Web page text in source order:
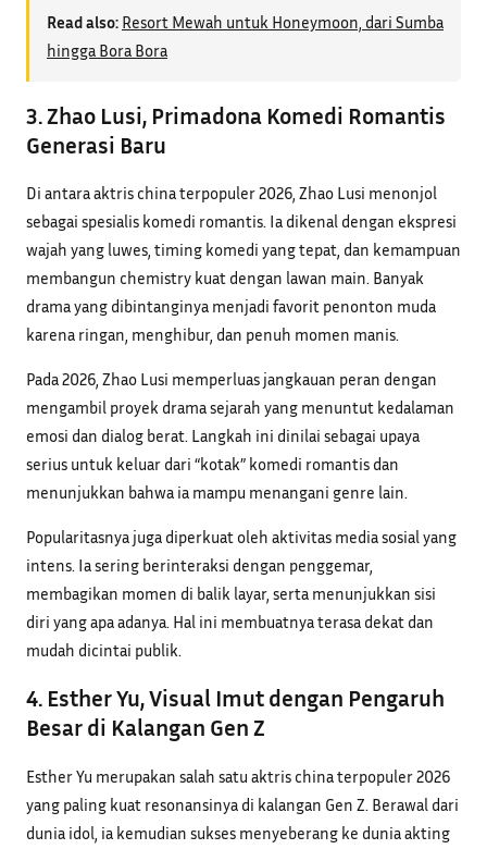
Read also: Resort Mewah untuk Honeymoon, dari Sumba
hingga Bora Bora
3. Zhao Lusi, Primadona Komedi Romantis
Generasi Baru
Di antara aktris china terpopuler 2026, Zhao Lusi menonjol
sebagai spesialis komedi romantis. Ia dikenal dengan ekspresi
wajah yang luwes, timing komedi yang tepat, dan kemampuan
membangun chemistry kuat dengan lawan main. Banyak
drama yang dibintanginya menjadi favorit penonton muda
karena ringan, menghibur, dan penuh momen manis.
Pada 2026, Zhao Lusi memperluas jangkauan peran dengan
mengambil proyek drama sejarah yang menuntut kedalaman
emosi dan dialog berat. Langkah ini dinilai sebagai upaya
serius untuk keluar dari “kotak” komedi romantis dan
menunjukkan bahwa ia mampu menangani genre lain.
Popularitasnya juga diperkuat oleh aktivitas media sosial yang
intens. Ia sering berinteraksi dengan penggemar,
membagikan momen di balik layar, serta menunjukkan sisi
diri yang apa adanya. Hal ini membuatnya terasa dekat dan
mudah dicintai publik.
4. Esther Yu, Visual Imut dengan Pengaruh
Besar di Kalangan Gen Z
Esther Yu merupakan salah satu aktris china terpopuler 2026
yang paling kuat resonansinya di kalangan Gen Z. Berawal dari
dunia idol, ia kemudian sukses menyeberang ke dunia akting